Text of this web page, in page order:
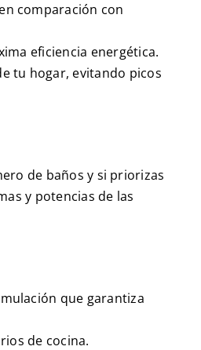
comparación con
eficiencia energética.
tu hogar, evitando picos
de baños y si priorizas
y potencias de las
que garantiza
de cocina.